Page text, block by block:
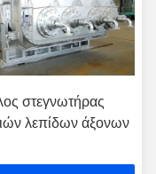
στεγνωτήρας
λεπίδων άξονων